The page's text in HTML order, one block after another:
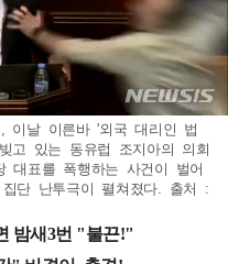
이날 이른바 '외국 대리인 법
고 있는 동유럽 조지아의 의회
대표를 폭행하는 사건이 벌어
단 난투극이 펼쳐졌다. 출처 :